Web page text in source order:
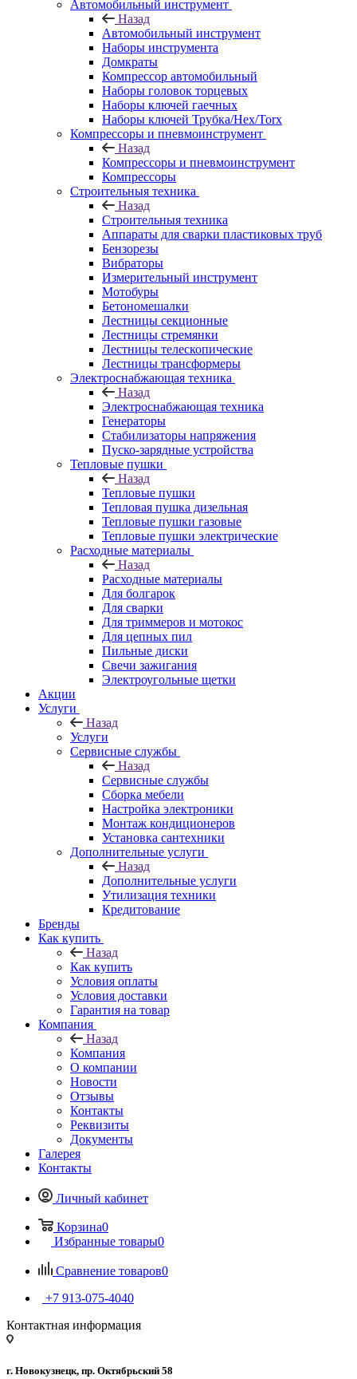
Автомобильный инструмент
Назад
Автомобильный инструмент
Наборы инструмента
Домкраты
Компрессор автомобильный
Наборы головок торцевых
Наборы ключей гаечных
Наборы ключей Трубка/Hex/Torx
Компрессоры и пневмоинструмент
Назад
Компрессоры и пневмоинструмент
Компрессоры
Строительныя техника
Назад
Строительныя техника
Аппараты для сварки пластиковых труб
Бензорезы
Вибраторы
Измерительный инструмент
Мотобуры
Бетономешалки
Лестницы секционные
Лестницы стремянки
Лестницы телескопические
Лестницы трансформеры
Электроснабжающая техника
Назад
Электроснабжающая техника
Генераторы
Стабилизаторы напряжения
Пуско-зарядные устройства
Тепловые пушки
Назад
Тепловые пушки
Тепловая пушка дизельная
Тепловые пушки газовые
Тепловые пушки электрические
Расходные материалы
Назад
Расходные материалы
Для болгарок
Для сварки
Для триммеров и мотокос
Для цепных пил
Пильные диски
Свечи зажигания
Электроугольные щетки
Акции
Услуги
Назад
Услуги
Сервисные службы
Назад
Сервисные службы
Сборка мебели
Настройка электроники
Монтаж кондиционеров
Установка сантехники
Дополнительные услуги
Назад
Дополнительные услуги
Утилизация техники
Кредитование
Бренды
Как купить
Назад
Как купить
Условия оплаты
Условия доставки
Гарантия на товар
Компания
Назад
Компания
О компании
Новости
Отзывы
Контакты
Реквизиты
Документы
Галерея
Контакты
Личный кабинет
Корзина0
Избранные товары0
Сравнение товаров0
+7 913-075-4040
Контактная информация
г. Новокузнецк, пр. Октябрьский 58